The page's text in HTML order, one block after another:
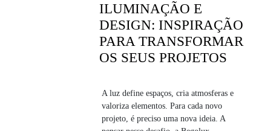
ILUMINAÇÃO E
DESIGN: INSPIRAÇÃO
PARA TRANSFORMAR
OS SEUS PROJETOS
A luz define espaços, cria atmosferas e
valoriza elementos. Para cada novo
projeto, é preciso uma nova ideia. A